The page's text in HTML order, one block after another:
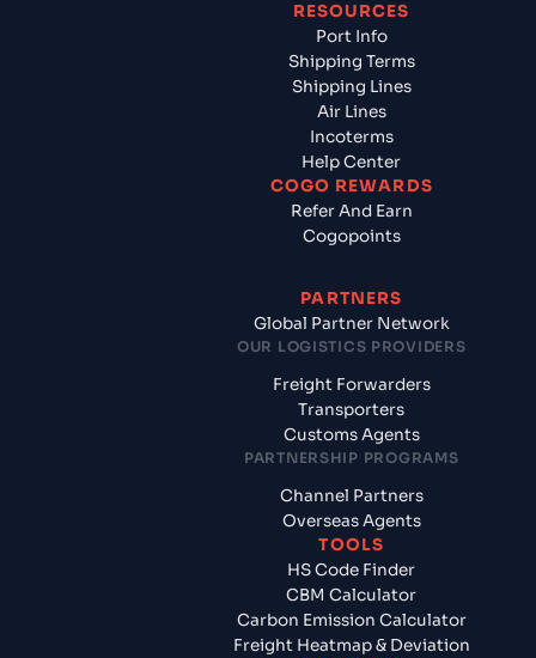
RESOURCES
Port Info
Shipping Terms
Shipping Lines
Air Lines
Incoterms
Help Center
COGO REWARDS
Refer And Earn
Cogopoints
PARTNERS
Global Partner Network
OUR LOGISTICS PROVIDERS
Freight Forwarders
Transporters
Customs Agents
PARTNERSHIP PROGRAMS
Channel Partners
Overseas Agents
TOOLS
HS Code Finder
CBM Calculator
Carbon Emission Calculator
Freight Heatmap & Deviation